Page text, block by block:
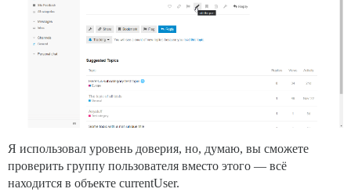
Я использовал уровень доверия, но, думаю, вы сможете
проверить группу пользователя вместо этого — всё
находится в объекте currentUser.